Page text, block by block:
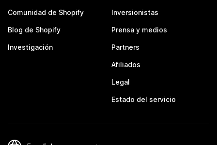
Comunidad de Shopify
Blog de Shopify
Investigación
Inversionistas
Prensa y medios
Partners
Afiliados
Legal
Estado del servicio